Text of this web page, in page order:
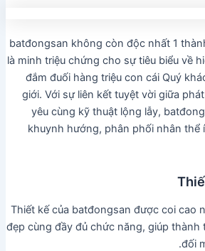
batđongsan không còn độc nhất 1
là minh triệu chứng cho sự tiêu biểu về
đắm đuối hàng triệu con cái Quý
giới. Với sự liên kết tuyệt vời giữa
yêu cùng kỹ thuật lộng lẫy,
khuynh hướng, phân phối nhân thể
Thiết kế của batđongsan được coi cao
đẹp cùng đầy đủ chức năng, giúp
đối